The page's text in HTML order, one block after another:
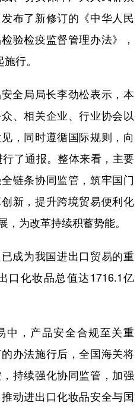
时尚 悦读
亚太网 上市公司
河北 山西
福建 江西
湖北 湖南
Français عربى
布了新修订的《中华人民
验检疫监督管理办法》，
行。
局局长李劲松表示，本
、相关企业、行业协会以
，同时遵循国际规则，向
了通报。整体来看，主要
链条协同监管，筑牢国门
新，提升跨境贸易便利化
为改革持续积蓄势能。
为我国进出口贸易的重
口化妆品总值达1716.1亿
，产品安全合规至关重
办法施行后，全国海关将
持续强化协同监管，加强
动进出口化妆品安全与国